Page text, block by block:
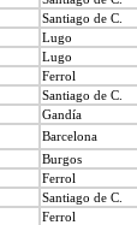
Santiago de C.
Lugo
Lugo
Ferrol
Santiago de C.
Gandía
Barcelona
Burgos
Ferrol
Santiago de C.
Ferrol